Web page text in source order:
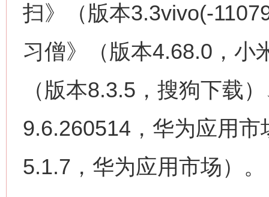
扫》（版本3.3vivo(-
习僧》（版本4.68.0，小
（版本8.3.5，搜狗下载
9.6.260514，华为应用
5.1.7，华为应用市场）。